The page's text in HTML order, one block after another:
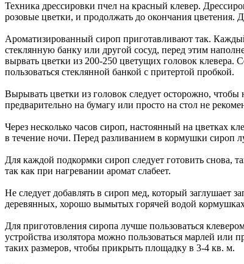
Техника дрессировки пчел на красный клевер.
розовые цветки, и продолжать до окончания
Ароматизированный сироп приготавливают так.
стеклянную банку или другой сосуд, перед этим
вырвать цветки из 200-250 цветущих головок
пользоваться стеклянной банкой с притертой пробкой.
Вырывать цветки из головок следует осторожно,
предварительно на бумагу или просто на стол не
Через несколько часов сироп, настоянный на цветках
в течение ночи. Перед разливанием в кормушки сироп
Для каждой подкормки сироп следует готовить снова,
так как при нагревании аромат слабеет.
Не следует добавлять в сироп мед, который заглушает
деревянных, хорошо вымытых горячей водой
Для приготовления сиропа лучше пользоваться
устройства изолятора можно пользоваться марлей
таких размеров, чтобы прикрыть площадку в 3-4 кв. м.